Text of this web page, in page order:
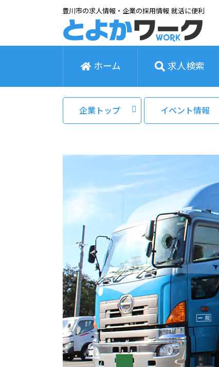
豊川市の求人情報・企業の採用情報 就活に便利
ホーム 求人検索
企業トップ イベント情報